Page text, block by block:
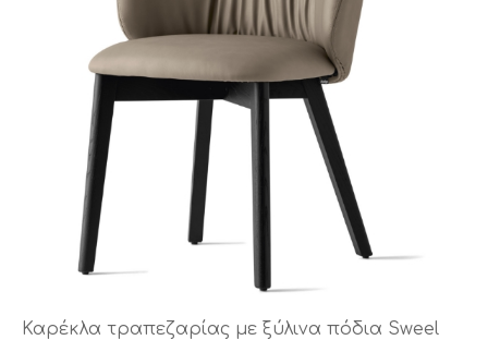
Καρέκλα τραπεζαρίας με ξύλινα πόδια Sweel